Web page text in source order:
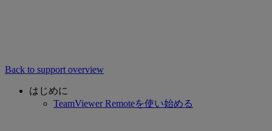
Back to support overview
はじめに
TeamViewer Remoteを使い始める